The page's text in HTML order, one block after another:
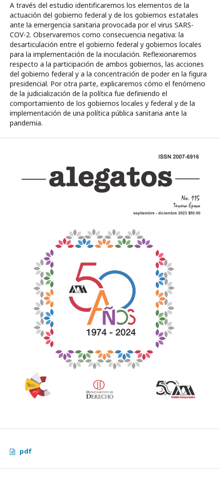
A través del estudio identificaremos los elementos de la
actuación del gobierno federal y de los gobiernos estatales
ante la emergencia sanitaria provocada por el virus SARS-
COV-2. Observaremos como consecuencia negativa: la
desarticulación entre el gobierno federal y gobiernos locales
para la implementación de la inoculación. Reflexionaremos
respecto a la participación de ambos gobiernos, las acciones
del gobierno federal y a la concentración de poder en la figura
presidencial. Por otra parte, explicaremos cómo el fenómeno
de la judicialización de la política fue definiendo el
comportamiento de los gobiernos locales y federal y de la
implementación de una política pública sanitaria ante la
pandemia.
pdf